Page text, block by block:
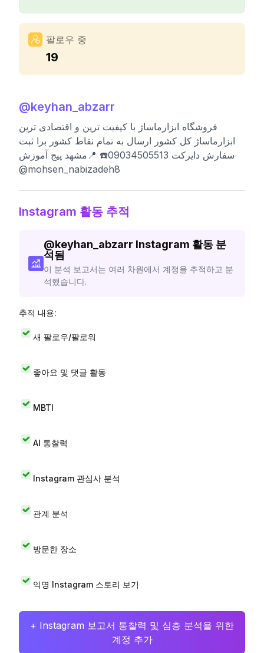
팔로우 중
19
@keyhan_abzarr
فروشگاه ابزارماساژ با کیفیت ترین و اقتصادی ترین
ابزارماساژ کل کشور ارسال به تمام نقاط کشور برا ثبت
سفارش دایرکت 09034505513☎️ 📍مشهد پیج آموزش
@mohsen_nabizadeh8
Instagram 활동 추적
@keyhan_abzarr Instagram 활동 분
석됨
이 분석 보고서는 여러 차원에서 계정을 추적하고 분
석했습니다.
추적 내용:
새 팔로우/팔로워
좋아요 및 댓글 활동
MBTI
AI 통찰력
Instagram 관심사 분석
관계 분석
방문한 장소
익명 Instagram 스토리 보기
+ Instagram 보고서 통찰력 및 심층 분석을 위한
계정 추가